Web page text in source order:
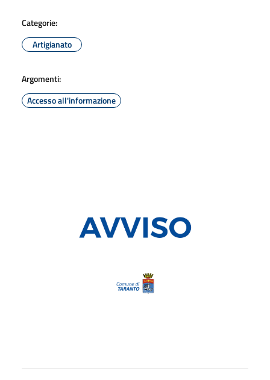
Categorie:
Artigianato
Argomenti:
Accesso all'informazione